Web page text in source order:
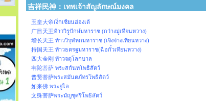
吉祥民神：เทพเจ้าสัญลักษณ์มงคล
玉皇大帝เง็กเซียนฮ่องเต้
广目天王ท้าววิรูปักษ์มหาราช (กว่างมู่เทียนหวาง)
增长天王 ท้าววิรุฬหกมหาราช (เจิงจ่างเทียนหวาง)
持国天王 ท้าวธตรฐมหาราช(ฉือกั๋วเทียนหวาง)
四大金刚 ท้าวจตุโลกบาล
韦陀菩萨 พระสกันทโพธิสัตว์
普贤菩萨พระสมันตภัทรโพธิสัตว์
如来佛 พระยูไล
文殊菩萨พระมัญชุศรีโพธิสัตว์